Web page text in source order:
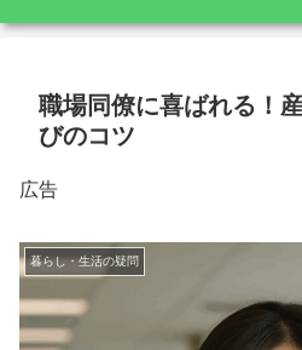
職場同僚に喜ばれる！
びのコツ
広告
暮らし・生活の疑問